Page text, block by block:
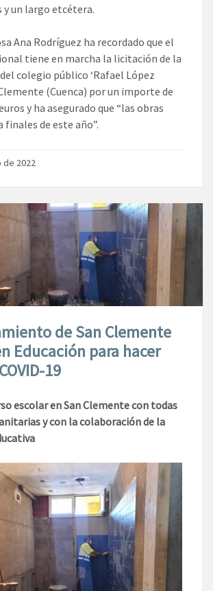
y un largo etcétera.
Ana Rodríguez ha recordado que el
tiene en marcha la licitación de la
colegio público ‘Rafael López
(Cuenca) por un importe de
y ha asegurado que “las obras
finales de este año”.
de 2022
de San Clemente
Educación para hacer
19
escolar en San Clemente con todas
y con la colaboración de la